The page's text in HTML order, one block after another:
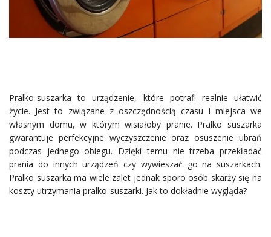
Pralko-suszarka to urządzenie, które potrafi realnie ułatwić
życie. Jest to związane z oszczędnością czasu i miejsca we
własnym domu, w którym wisiałoby pranie. Pralko suszarka
gwarantuje perfekcyjne wyczyszczenie oraz osuszenie ubrań
podczas jednego obiegu. Dzięki temu nie trzeba przekładać
prania do innych urządzeń czy wywieszać go na suszarkach.
Pralko suszarka ma wiele zalet jednak sporo osób skarży się na
koszty utrzymania pralko-suszarki. Jak to dokładnie wygląda?